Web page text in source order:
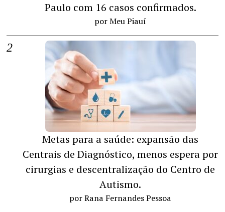
Paulo com 16 casos confirmados.
por Meu Piauí
Metas para a saúde: expansão das
Centrais de Diagnóstico, menos espera por
cirurgias e descentralização do Centro de
Autismo.
por Rana Fernandes Pessoa